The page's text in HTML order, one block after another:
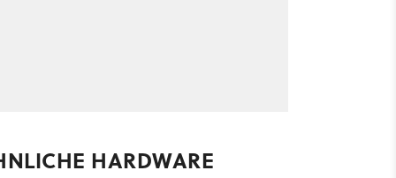
HARDWARE